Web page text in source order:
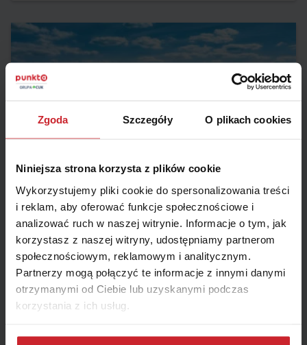
Zgoda Szczegóły O plikach cookies
Niniejsza strona korzysta z plików cookie
Wykorzystujemy pliki cookie do spersonalizowania treści
i reklam, aby oferować funkcje społecznościowe i
analizować ruch w naszej witrynie. Informacje o tym, jak
korzystasz z naszej witryny, udostępniamy partnerom
społecznościowym, reklamowym i analitycznym.
Partnerzy mogą połączyć te informacje z innymi danymi
otrzymanymi od Ciebie lub uzyskanymi podczas
korzystania z ich usług.
Dowiedz się więcej na temat tego, kim jesteśmy, jak
Strefa Czystego Transportu w Warszawie już
obowiązuje!
Od 1 lipca 2024 roku w Warszawie obowiązuje Strefa Czystego
Transportu (SCT). Oznacza to, że wjazd do wyznaczonego
obszaru śródmieścia jest ograniczony dla starszych aut
emitujących najwięcej spalin. Celem jest poprawa jakości
powietrza w stolicy i walka ze smogiem. Szacuje się, że dzięki
strefie emisja szkodliwych substancji zmniejszy się w przyszłości
Czytaj więcej